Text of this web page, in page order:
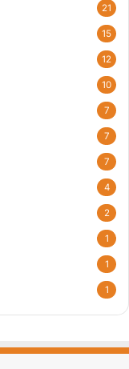
21
15
12
10
7
7
7
4
2
1
1
1